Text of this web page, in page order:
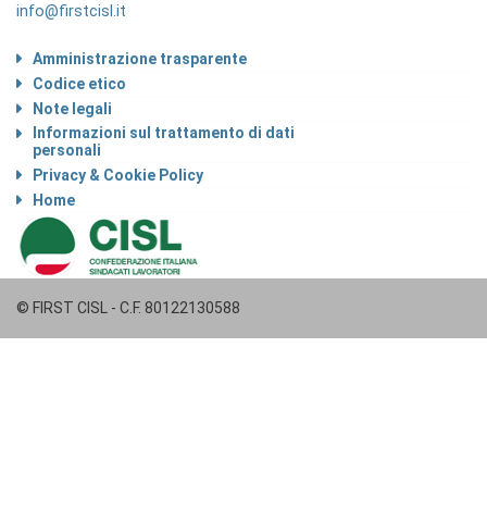
info@firstcisl.it
Amministrazione trasparente
Codice etico
Note legali
Informazioni sul trattamento di dati
personali
Privacy & Cookie Policy
Home
© FIRST CISL - C.F. 80122130588